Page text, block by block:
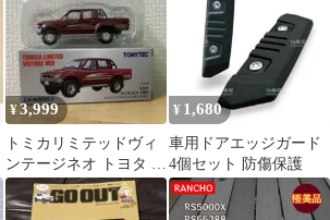
¥3,999
トミカリミテッドヴィ
ンテージネオ トヨタ ハ
イラックス 4WD
¥ 1,680
車用ドアエッジガード
4個セット 防傷保護